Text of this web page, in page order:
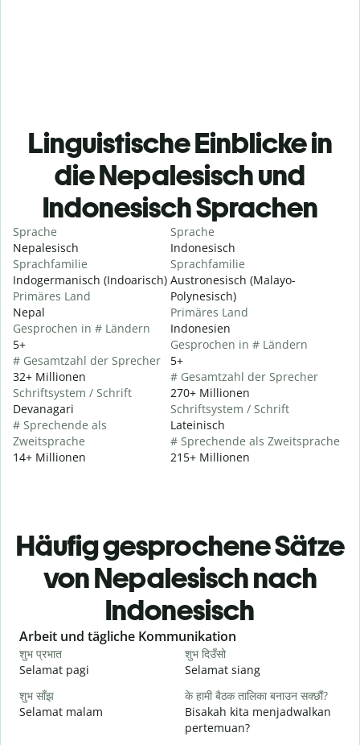
Linguistische Einblicke in
die Nepalesisch und
Indonesisch Sprachen
Sprache
Nepalesisch
Sprachfamilie
Indogermanisch (Indoarisch)
Primäres Land
Nepal
Gesprochen in # Ländern
5+
# Gesamtzahl der Sprecher
32+ Millionen
Schriftsystem / Schrift
Devanagari
# Sprechende als
Zweitsprache
14+ Millionen
Sprache
Indonesisch
Sprachfamilie
Austronesisch (Malayo-
Polynesisch)
Primäres Land
Indonesien
Gesprochen in # Ländern
5+
# Gesamtzahl der Sprecher
270+ Millionen
Schriftsystem / Schrift
Lateinisch
# Sprechende als Zweitsprache
215+ Millionen
Häufig gesprochene Sätze
von Nepalesisch nach
Indonesisch
Slide 1 of 6
Arbeit und tägliche Kommunikation
शुभ प्रभात
Selamat pagi
शुभ दिउँसो
Selamat siang
शुभ साँझ
Selamat malam
के हामी बैठक तालिका बनाउन सक्छौं?
Bisakah kita menjadwalkan
pertemuan?